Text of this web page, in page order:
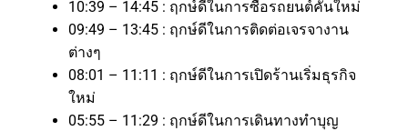
10:39 – 14:45 : ฤกษ์ดีในการซื้อรถยนต์คันใหม่
09:49 – 13:45 : ฤกษ์ดีในการติดต่อเจรจางาน
ต่างๆ
08:01 – 11:11 : ฤกษ์ดีในการเปิดร้านเริ่มธุรกิจ
ใหม่
05:55 – 11:29 : ฤกษ์ดีในการเดินทางทำบุญ